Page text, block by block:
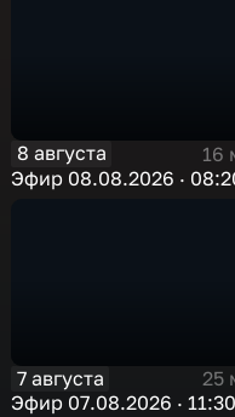
8 августа
16
Эфир 08.08.2026 ·
7 августа
25
Эфир 07.08.2026 · 11:30